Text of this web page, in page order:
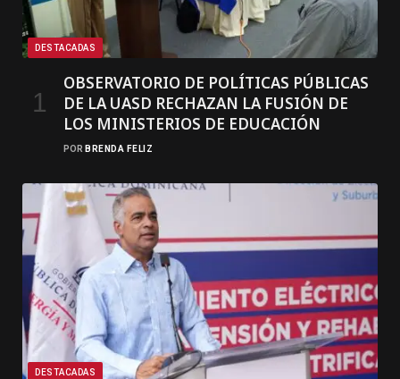
DESTACADAS
OBSERVATORIO DE POLÍTICAS PÚBLICAS
DE LA UASD RECHAZAN LA FUSIÓN DE
LOS MINISTERIOS DE EDUCACIÓN
POR BRENDA FELIZ
DESTACADAS